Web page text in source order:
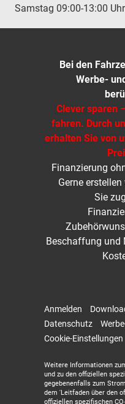
Samstag 09:00-13:00 Uhr
Bei den
Werbe-
Clever sparen
fahren. Durch
erhalten Sie von
Finanzierung
Gerne
Sie
Beschaffung und
Anmelden
Datenschutz
Cookie-Einstellungen
Weitere Informationen
und zu den offiziellen
gegebenenfalls zum
dem 'Leitfaden über den
offiziellen spezifischen CO